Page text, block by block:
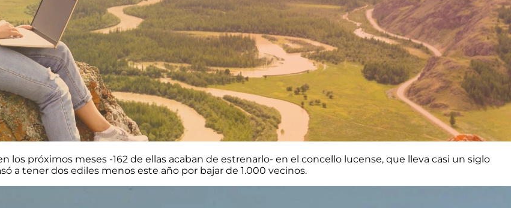
próximos meses -162 de ellas acaban de estrenarlo- en el concello lucense, que lleva casi un siglo
a tener dos ediles menos este año por bajar de 1.000 vecinos.